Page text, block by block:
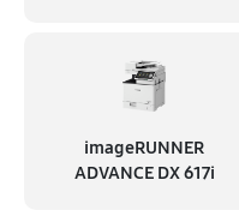
imageRUNNER
ADVANCE DX 617i